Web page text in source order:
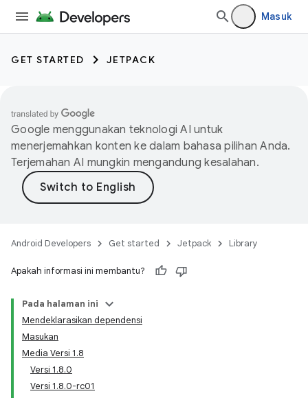
Masuk
GET STARTED JETPACK
Google menggunakan teknologi AI untuk
menerjemahkan konten ke dalam bahasa pilihan Anda.
Terjemahan AI mungkin mengandung kesalahan.
Android Developers Get started Jetpack Library
Apakah informasi ini membantu?
Pada halaman ini
Mendeklarasikan dependensi
Masukan
Media Versi 1.8
Versi 1.8.0
Versi 1.8.0-rc01